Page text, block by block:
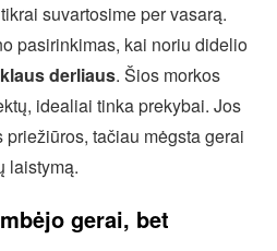
suvartosime per vasarą.
pasirinkimas, kai noriu didelio
derliaus. Šios morkos
idealiai tinka prekybai. Jos
tačiau mėgsta gerai
laistymą.
gerai, bet